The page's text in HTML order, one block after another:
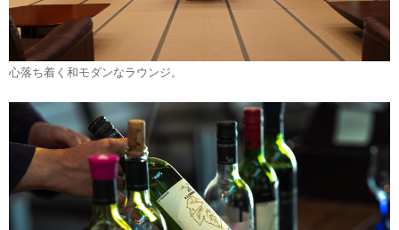
心落ち着く和モダンなラウンジ。